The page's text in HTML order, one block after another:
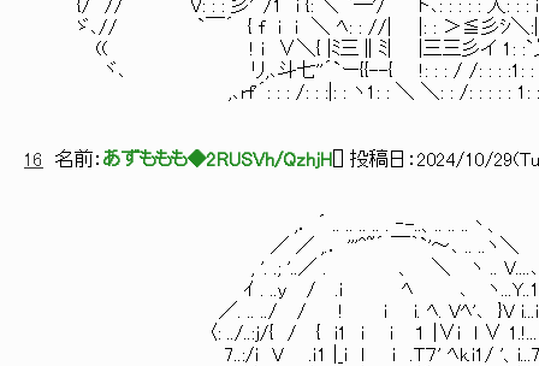
{/ // V: : : 彡'´/1 i {: ＼ `―'/ ト､: : : : : 入: : : i f
ゞ､// `￣´ { f i i ＼ ﾍ: : //| |: : ＞≦彡ｼ＼:| { }
(( ! i ∨＼{ |ﾐ三∥ﾐ| |三三彡イ 1: :`乂
ヾ､ リ,､斗七''´`ー{{--{ !: : : / /: : : :1: : :＼ヽ
,､rf'´: : : /: : :|: : ヽ1: : ＼ ＼: : /: : : : : 1: : :
16 名前： あずももも◆2RUSVh/QzhjH ] 投稿日： 2024/10/
,． ´ .. .. .. .. . ‐-..、.. .. ..丶、
／ ／ ,.． '''^~´ ￣｀`'～､ .. ..ヽ＼
, '. .; '..／ . 、 ＼ ヽ .. V....､
ｲ . ..y / .i ﾍ ､ ヽ...Y..1
／. .. ../ / ! i i. ﾍ. Vﾍ'､ }V
〈: ../..:j/{ / { i1 i ｉ １ |∨i l ∨
7..:/i V .ｉ1 |_i ｌ ｉ .T７' ﾍk.i1/ '、